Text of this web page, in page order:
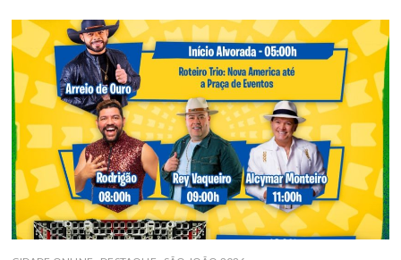
abre
oficialmente
Arraiá
do
2026
em
Euclides
da
Cunha